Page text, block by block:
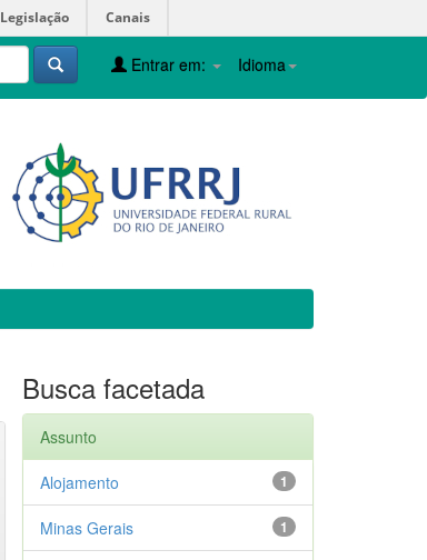
Legislação Canais
Idioma
Entrar em:
Busca facetada
Assunto
1
Alojamento
1
Minas Gerais